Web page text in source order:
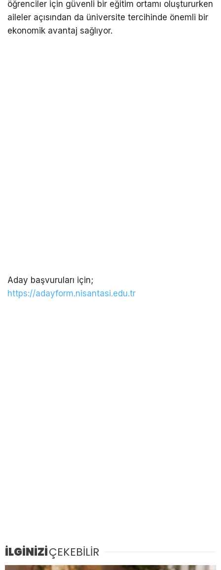
öğrenciler için güvenli bir eğitim ortamı oluştururken
aileler açısından da üniversite tercihinde önemli bir
ekonomik avantaj sağlıyor.
Aday başvuruları için;
https://adayform.nisantasi.edu.tr
İLGİNİZİÇEKEBİLİR